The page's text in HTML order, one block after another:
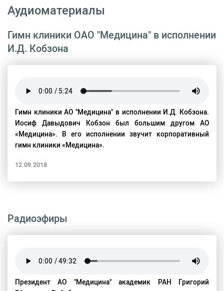
Аудиоматериалы
Гимн клиники ОАО "Медицина" в исполнении
И.Д. Кобзона
Гимн клиники АО "Медицина" в исполнении И.Д. Кобзона.
Иосиф Давыдович Кобзон был большим другом АО
«Медицина». В его исполнении звучит корпоративный
гимн клиники «Медицина».
12.09.2018
Радиоэфиры
Президент АО "Медицина" академик РАН Григорий